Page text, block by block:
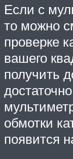
Если с
то можно
проверке
вашего
получить
обмотки
появится